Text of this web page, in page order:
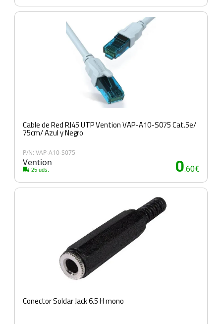
Cable de Red RJ45 UTP Vention VAP-A10-S075 Cat.5e/
75cm/ Azul y Negro
P/N: VAP-A10-S075
Vention
25 uds. 0.60€
Conector Soldar Jack 6.5 H mono